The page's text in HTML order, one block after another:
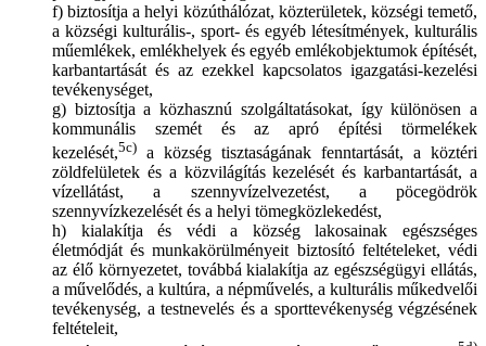
f) biztosítja a helyi közúthálózat, közterületek, községi temető,
a községi kulturális-, sport- és egyéb létesítmények, kulturális
műemlékek, emlékhelyek és egyéb emlékobjektumok építését,
karbantartását és az ezekkel kapcsolatos igazgatási-kezelési
tevékenységet,
g) biztosítja a közhasznú szolgáltatásokat, így különösen a
kommunális szemét és az apró építési törmelékek
kezelését,5c) a község tisztaságának fenntartását, a köztéri
zöldfelületek és a közvilágítás kezelését és karbantartását, a
vízellátást, a szennyvízelvezetést, a pöcegödrök
szennyvízkezelését és a helyi tömegközlekedést,
h) kialakítja és védi a község lakosainak egészséges
életmódját és munkakörülményeit biztosító feltételeket, védi
az élő környezetet, továbbá kialakítja az egészségügyi ellátás,
a művelődés, a kultúra, a népművelés, a kulturális műkedvelői
tevékenység, a testnevelés és a sporttevékenység végzésének
feltételeit,